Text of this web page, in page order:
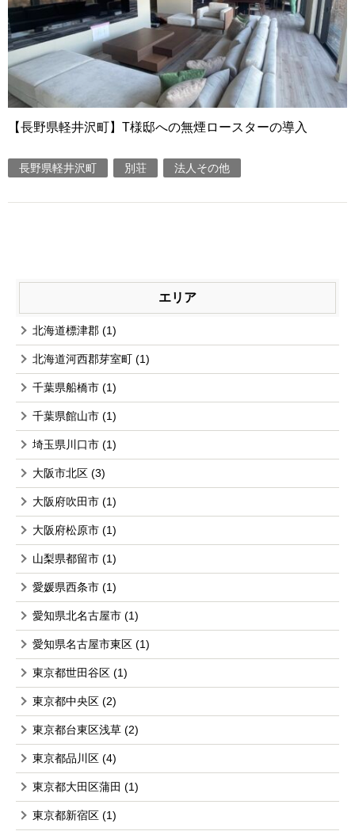
【長野県軽井沢町】T様邸への無煙ロースターの導入
長野県軽井沢町 別荘 法人その他
エリア
北海道標津郡 (1)
北海道河西郡芽室町 (1)
千葉県船橋市 (1)
千葉県館山市 (1)
埼玉県川口市 (1)
大阪市北区 (3)
大阪府吹田市 (1)
大阪府松原市 (1)
山梨県都留市 (1)
愛媛県西条市 (1)
愛知県北名古屋市 (1)
愛知県名古屋市東区 (1)
東京都世田谷区 (1)
東京都中央区 (2)
東京都台東区浅草 (2)
東京都品川区 (4)
東京都大田区蒲田 (1)
東京都新宿区 (1)